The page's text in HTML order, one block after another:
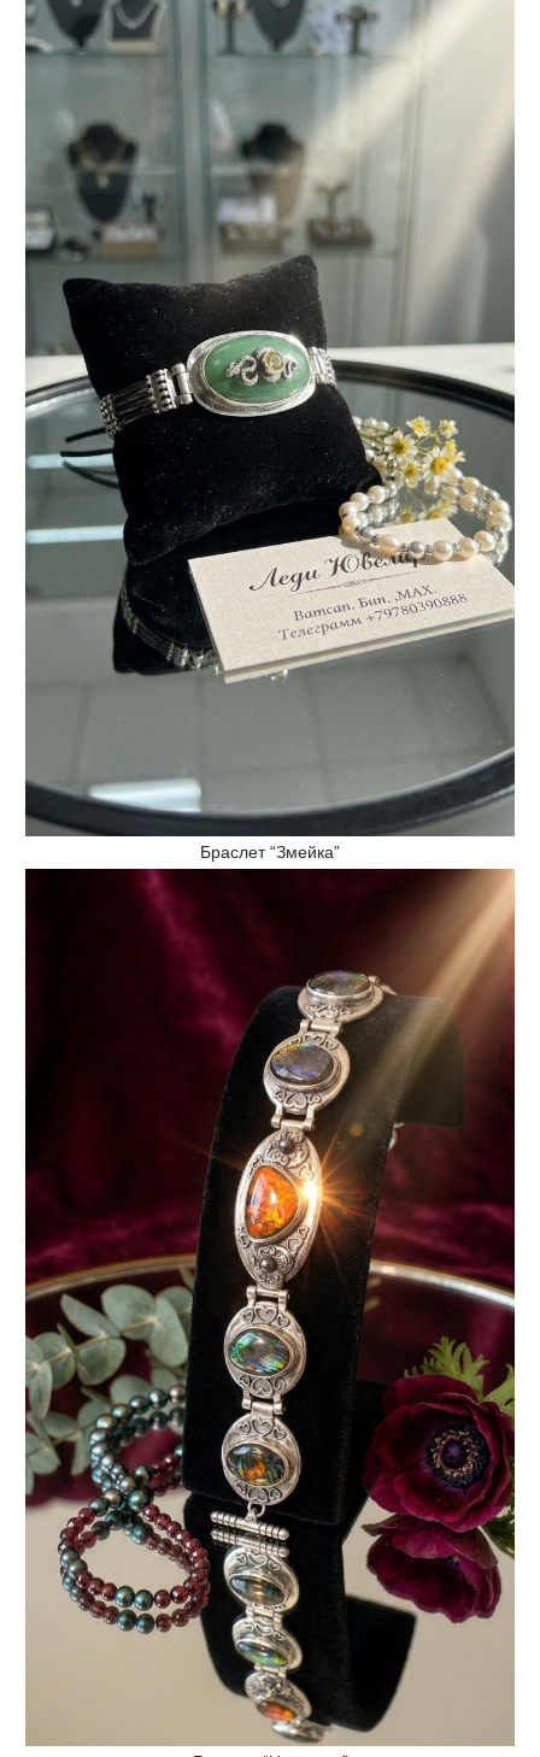
Браслет “Змейка”